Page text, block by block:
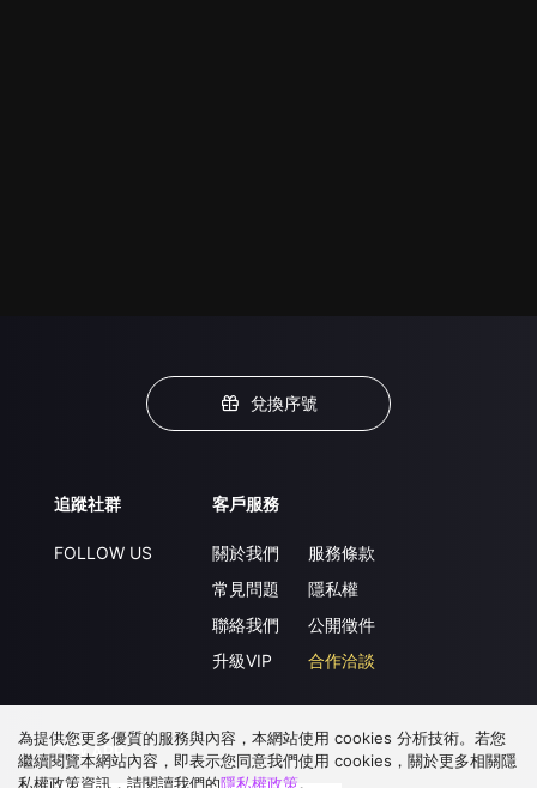
兌換序號
追蹤社群
FOLLOW US
客戶服務
關於我們
常見問題
聯絡我們
升級VIP
服務條款
隱私權
公開徵件
合作洽談
下載 APP
為提供您更多優質的服務與內容，本網站使用 cookies 分析技術。若您
繼續閱覽本網站內容，即表示您同意我們使用 cookies，關於更多相關隱
私權政策資訊，請閱讀我們的隱私權政策。